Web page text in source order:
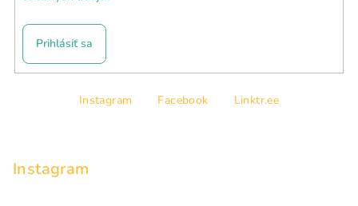
Prihlásiť sa
Instagram Facebook Linktr.ee
Instagram